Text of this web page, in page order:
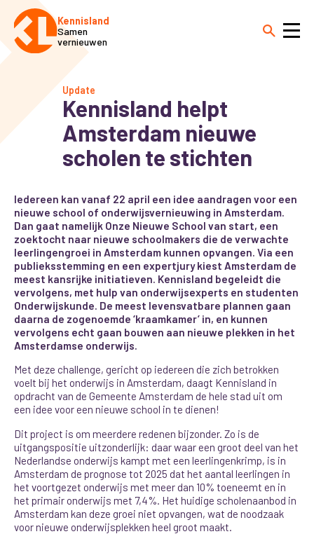
Kennisland
Samen
vernieuwen
Update
Kennisland helpt
Amsterdam nieuwe
scholen te stichten
Iedereen kan vanaf 22 april een idee aandragen voor een
nieuwe school of onderwijsvernieuwing in Amsterdam.
Dan gaat namelijk Onze Nieuwe School van start, een
zoektocht naar nieuwe schoolmakers die de verwachte
leerlingengroei in Amsterdam kunnen opvangen. Via een
publieksstemming en een expertjury kiest Amsterdam de
meest kansrijke initiatieven. Kennisland begeleidt die
vervolgens, met hulp van onderwijsexperts en studenten
Onderwijskunde. De meest levensvatbare plannen gaan
daarna de zogenoemde ‘kraamkamer’ in, en kunnen
vervolgens echt gaan bouwen aan nieuwe plekken in het
Amsterdamse onderwijs.
Met deze challenge, gericht op iedereen die zich betrokken
voelt bij het onderwijs in Amsterdam, daagt Kennisland in
opdracht van de Gemeente Amsterdam de hele stad uit om
een idee voor een nieuwe school in te dienen!
Dit project is om meerdere redenen bijzonder. Zo is de
uitgangspositie uitzonderlijk: daar waar een groot deel van het
Nederlandse onderwijs kampt met een leerlingenkrimp, is in
Amsterdam de prognose tot 2025 dat het aantal leerlingen in
het voortgezet onderwijs met meer dan 10% toeneemt en in
het primair onderwijs met 7,4%. Het huidige scholenaanbod in
Amsterdam kan deze groei niet opvangen, wat de noodzaak
voor nieuwe onderwijsplekken heel groot maakt.